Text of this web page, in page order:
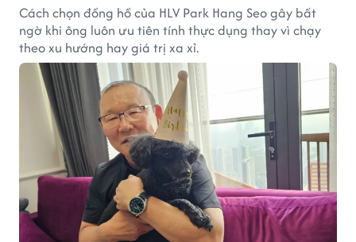
Cách chọn đồng hồ của HLV Park Hang Seo gây bất
ngờ khi ông luôn ưu tiên tính thực dụng thay vì chạy
theo xu hướng hay giá trị xa xỉ.